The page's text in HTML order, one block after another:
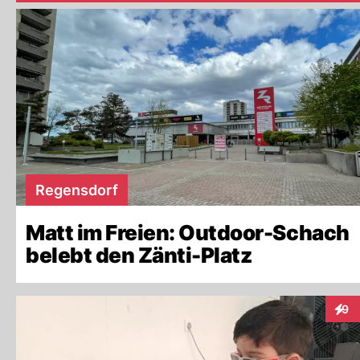
Regensdorf
Matt im Freien: Outdoor-Schach
belebt den Zänti-Platz
9